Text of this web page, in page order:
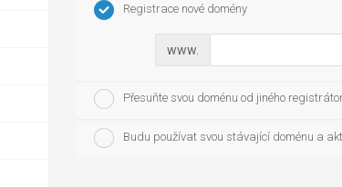
Registrace nové domény
www.
Přesuňte svou doménu od jiného
Budu používat svou stávající doménu a